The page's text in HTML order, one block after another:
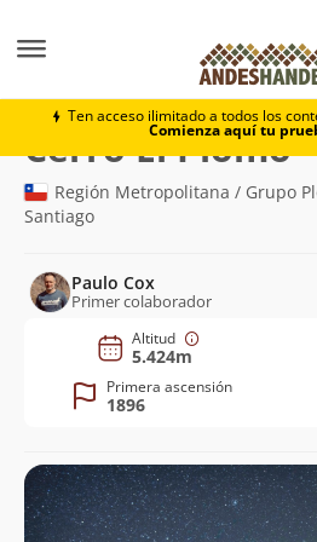
Ten acceso ilimitado a todos los
Comienza aquí tu
Cerro El Plomo
Cerro El Plomo
Región Metropolitana / Grupo
Santiago
Paulo Cox
Primer colaborador
Altitud
5.424m
Primera ascensión
1896